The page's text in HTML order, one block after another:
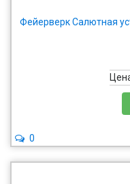
Фейерверк Салютная
0